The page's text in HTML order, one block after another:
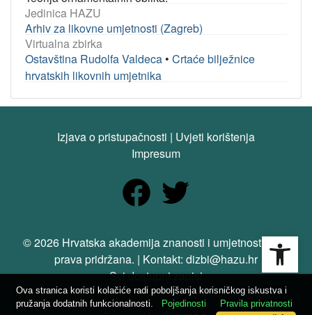
Jedinica HAZU
Arhiv za likovne umjetnosti (Zagreb)
Virtualna zbirka
Ostavština Rudolfa Valdeca • Crtaće bilježnice
hrvatskih likovnih umjetnika
Izjava o pristupačnosti | Uvjeti korištenja
Impresum
© 2026 Hrvatska akademija znanosti i umjetnosti. Sva
prava pridržana. | Kontakt: dizbi@hazu.hr
Svi dostupni zapisi
Ova stranica koristi kolačiće radi poboljšanja korisničkog iskustva i
pružanja dodatnih funkcionalnosti.
Pojedinosti Pravila privatnosti